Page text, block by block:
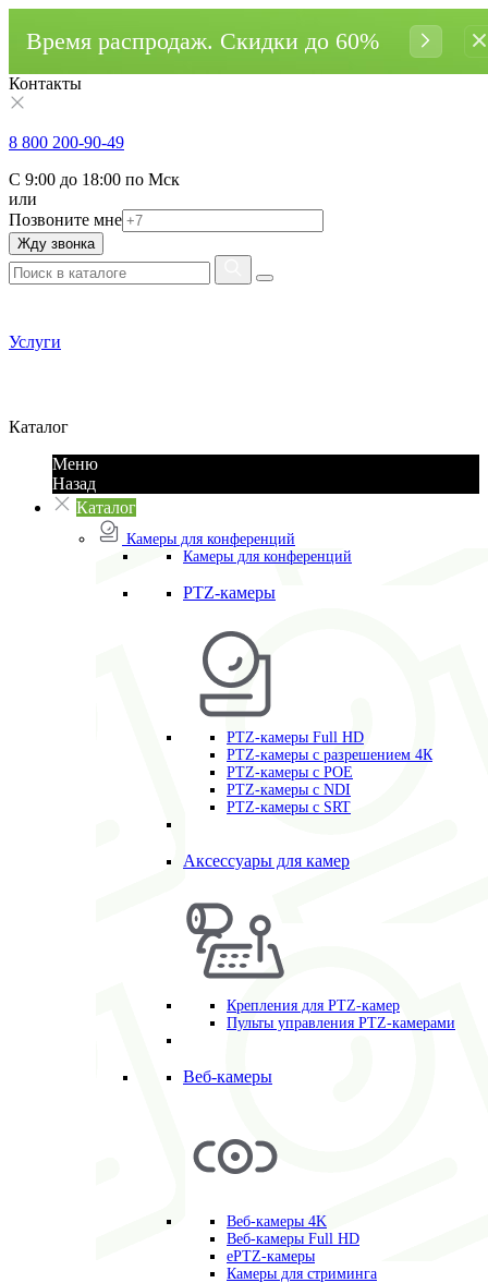
Время распродаж. Cкидки до 60%
Контакты
8 800 200-90-49
С 9:00 до 18:00 по Мск
или
Позвоните мне
Жду звонка
Услуги
Каталог
Меню
Назад
Каталог
Камеры для конференций
Камеры для конференций
PTZ-камеры
PTZ-камеры Full HD
PTZ-камеры с разрешением 4К
PTZ-камеры с POE
PTZ-камеры c NDI
PTZ-камеры с SRT
Аксессуары для камер
Крепления для PTZ-камер
Пульты управления PTZ-камерами
Веб-камеры
Веб-камеры 4K
Веб-камеры Full HD
ePTZ-камеры
Камеры для стриминга